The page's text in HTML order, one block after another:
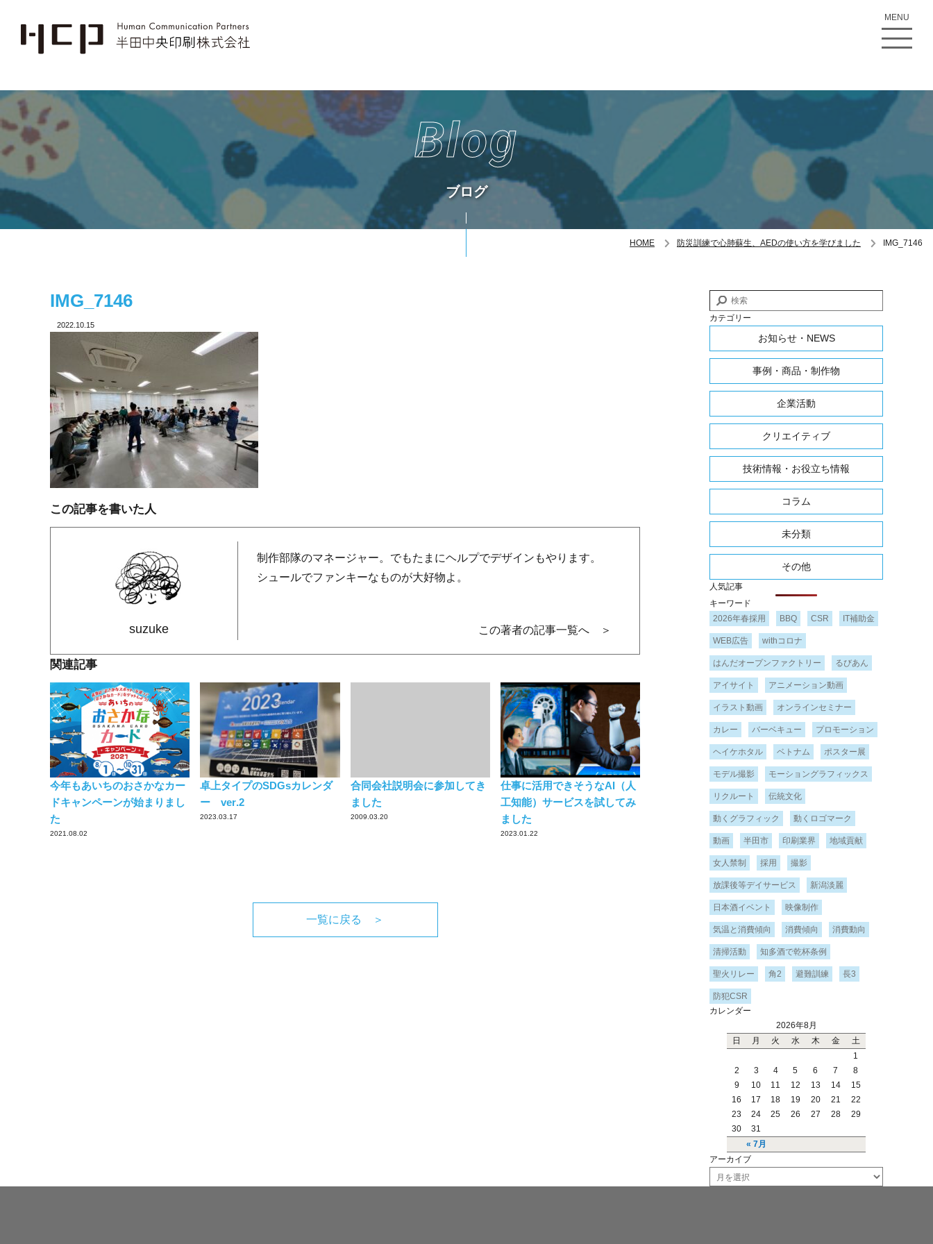
MENU
Blog
ブログ
HOME 防災訓練で心肺蘇生、AEDの使い方を学びました IMG_7146
IMG_7146
2022.10.15
この記事を書いた人
suzuke
制作部隊のマネージャー。でもたまにヘルプでデザインもやります。
シュールでファンキーなものが大好物よ。
この著者の記事一覧へ ＞
関連記事
今年もあいちのおさかなカー
ドキャンペーンが始まりまし
た
2021.08.02
卓上タイプのSDGsカレンダ
ー ver.2
2023.03.17
合同会社説明会に参加してき
ました
2009.03.20
仕事に活用できそうなAI（人
工知能）サービスを試してみ
ました
2023.01.22
一覧に戻る ＞
カテゴリー
お知らせ・NEWS
事例・商品・制作物
企業活動
クリエイティブ
技術情報・お役立ち情報
コラム
未分類
その他
人気記事
キーワード
2026年春採用
BBQ CSR IT補助金
WEB広告 withコロナ
はんだオープンファクトリー るびあん
アイサイト アニメーション動画
イラスト動画 オンラインセミナー
カレー バーベキュー プロモーション
ヘイケホタル ベトナム ポスター展
モデル撮影 モーショングラフィックス
リクルート 伝統文化
動くグラフィック 動くロゴマーク
動画 半田市 印刷業界 地域貢献
女人禁制 採用 撮影
放課後等デイサービス 新潟淡麗
日本酒イベント 映像制作
気温と消費傾向 消費傾向 消費動向
清掃活動 知多酒で乾杯条例
聖火リレー 角2 避難訓練 長3
防犯CSR
カレンダー
2026年8月
日
月 火 水 木 金 土
« 7月
1
2
3 4 5 6 7
8
9
10 11 12 13 14
15
16
17 18 19 20 21
22
23
24 25 26 27 28
29
30
31
アーカイブ
ー